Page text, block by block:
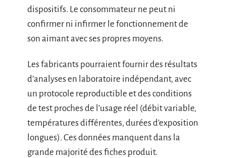
dispositifs. Le consommateur ne peut ni
confirmer ni infirmer le fonctionnement de
son aimant avec ses propres moyens.
Les fabricants pourraient fournir des résultats
d’analyses en laboratoire indépendant, avec
un protocole reproductible et des conditions
de test proches de l’usage réel (débit variable,
températures différentes, durées d’exposition
longues). Ces données manquent dans la
grande majorité des fiches produit.